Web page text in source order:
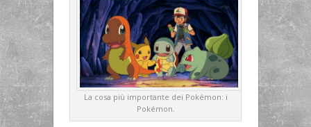
La cosa più importante dei Pokémon: i
Pokémon.